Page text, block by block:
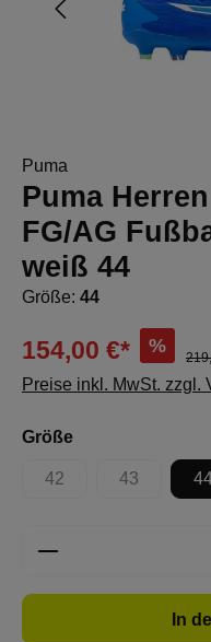
Puma
Puma
FG/AG
weiß 44
Größe: 44
154,00 €* %
Preise inkl. MwSt. zzgl.
Größeauswählen
42
(Diese Option ist
43
(Diese
Produkt Anzahl:
In